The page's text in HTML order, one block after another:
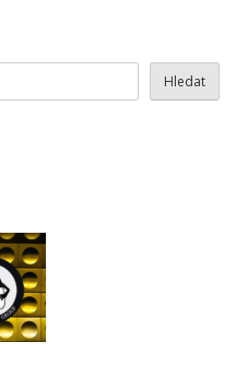
Hledat